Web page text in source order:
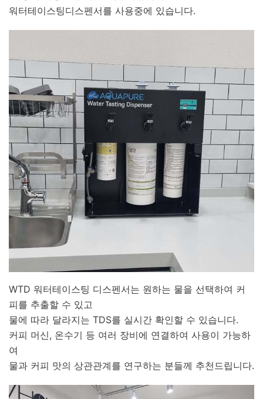
워터테이스팅디스펜서를 사용중에 있습니다.
WTD 워터테이스팅 디스펜서는 원하는 물을 선택하여 커
피를 추출할 수 있고
물에 따라 달라지는 TDS를 실시간 확인할 수 있습니다.
커피 머신, 온수기 등 여러 장비에 연결하여 사용이 가능하
여
물과 커피 맛의 상관관계를 연구하는 분들께 추천드립니다.